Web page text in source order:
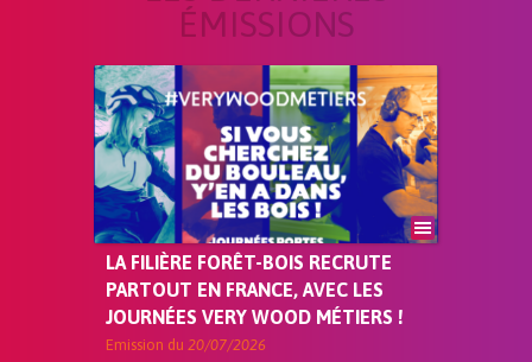
ÉMISSIONS
LA FILIÈRE FORÊT-BOIS RECRUTE
PARTOUT EN FRANCE, AVEC LES
JOURNÉES VERY WOOD MÉTIERS !
Emission du 20/07/2026